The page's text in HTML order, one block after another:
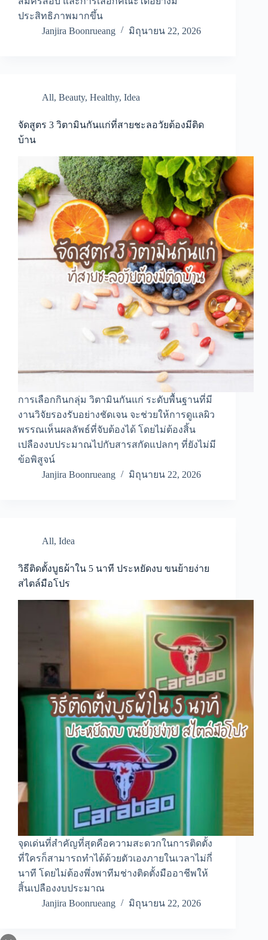
ประสิทธิภาพมากขึ้น
Janjira Boonrueang
มิถุนายน 22, 2026
All, Beauty, Healthy, Idea
จัดสูตร 3 วิตามินกันแก่ที่สายชะลอวัยต้องมีติด
บ้าน
การเลือกกินกลุ่ม วิตามินกันแก่ ระดับพื้นฐานที่มี
งานวิจัยรองรับอย่างชัดเจน จะช่วยให้การดูแลผิว
พรรณเห็นผลลัพธ์ที่จับต้องได้ โดยไม่ต้องสิ้น
เปลืองงบประมาณไปกับสารสกัดแปลกๆ ที่ยังไม่มี
ข้อพิสูจน์
Janjira Boonrueang
มิถุนายน 22, 2026
All, Idea
วิธีติดตั้งบูธผ้าใน 5 นาที ประหยัดงบ ขนย้ายง่าย
สไตล์มือโปร
จุดเด่นที่สำคัญที่สุดคือความสะดวกในการติดตั้ง
ที่ใครก็สามารถทำได้ด้วยตัวเองภายในเวลาไม่กี่
นาที โดยไม่ต้องพึ่งพาทีมช่างติดตั้งมืออาชีพให้
สิ้นเปลืองงบประมาณ
Janjira Boonrueang
มิถุนายน 22, 2026